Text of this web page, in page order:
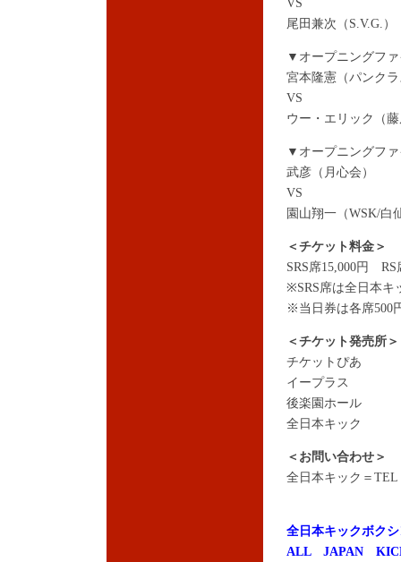
VS
尾田兼次（S.V.G.）
▼オープニングフ
宮本隆憲（パンク
VS
ウー・エリック（
▼オープニングフ
武彦（月心会）
VS
園山翔一（WSK/白
＜チケット料金＞
SRS席15,000円
※SRS席は全日本キ
※当日券は各席500
＜チケット発売所＞
チケットぴあ
イープラス
後楽園ホール
全日本キック
＜お問い合わせ＞
全日本キック＝TEL
全日本キックボク
ALL JAPAN